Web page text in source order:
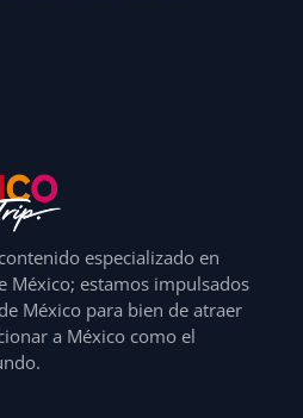
especializado en
México; estamos impulsados
México para bien de atraer
a México como el